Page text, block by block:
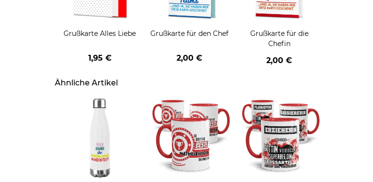
Grußkarte Alles Liebe
1,95 €
Grußkarte für den Chef
2,00 €
Grußkarte für die
Chefin
2,00 €
Ähnliche Artikel